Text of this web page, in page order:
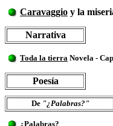
Caravaggio y la
Narrativa
Toda la tierra Novela -
Poesía
De "¿Palabras?"
¿Palabras?